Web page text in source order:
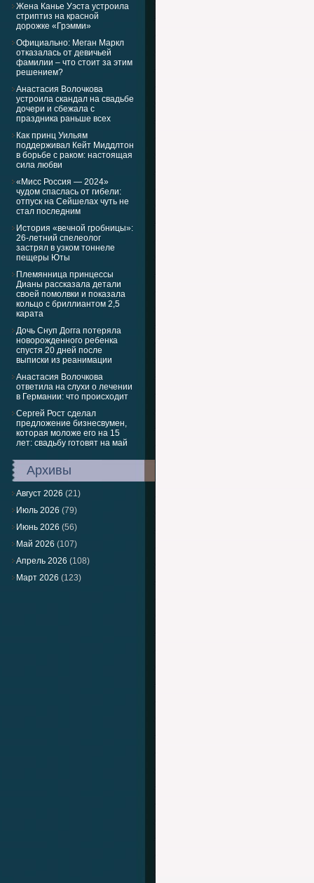
Жена Канье Уэста устроила
стриптиз на красной
дорожке «Грэмми»
Официально: Меган Маркл
отказалась от девичьей
фамилии – что стоит за этим
решением?
Анастасия Волочкова
устроила скандал на свадьбе
дочери и сбежала с
праздника раньше всех
Как принц Уильям
поддерживал Кейт Миддлтон
в борьбе с раком: настоящая
сила любви
«Мисс Россия — 2024»
чудом спаслась от гибели:
отпуск на Сейшелах чуть не
стал последним
История «вечной гробницы»:
26-летний спелеолог
застрял в узком тоннеле
пещеры Юты
Племянница принцессы
Дианы рассказала детали
своей помолвки и показала
кольцо с бриллиантом 2,5
карата
Дочь Снуп Догга потеряла
новорожденного ребенка
спустя 20 дней после
выписки из реанимации
Анастасия Волочкова
ответила на слухи о лечении
в Германии: что происходит
Сергей Рост сделал
предложение бизнесвумен,
которая моложе его на 15
лет: свадьбу готовят на май
Архивы
Август 2026 (21)
Июль 2026 (79)
Июнь 2026 (56)
Май 2026 (107)
Апрель 2026 (108)
Март 2026 (123)